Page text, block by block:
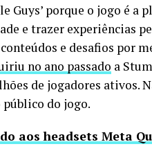
Guys’ porque o jogo é
e trazer experiências
e desafios por
no ano passado a
de jogadores ativos.
público do jogo.
aos headsets Meta